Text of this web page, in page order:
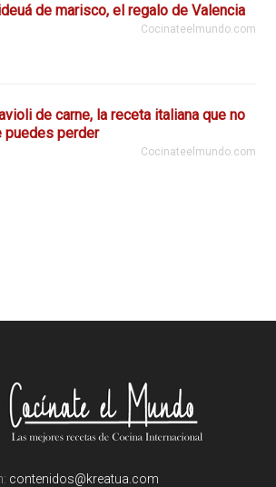
de marisco, el regalo de Valencia
Cocinateelmundo.com
de carne, la receta italiana que no
puedes perder
Cocinateelmundo.com
contenidos@kreatua.com